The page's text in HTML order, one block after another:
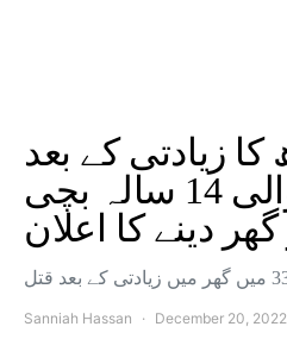
زیادتی کے بعد
قتل کی جانے والی 14 سالہ بچی
دینے کا اعلان
Sanniah Hassan December 20, 2022